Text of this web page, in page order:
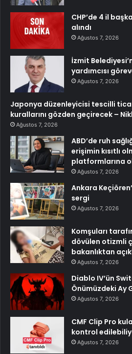
CHP’de 4 il
alındı
Ağustos 7, 2026
İzmit
yardımcısı
Ağustos 7, 2026
Japonya düzenleyicisi tescilli
kurallarını gözden geçirecek –
Ağustos 7, 2026
ABD’de ruh
erişimin kısıtlı
platformlarına
Ağustos 7, 2026
Ankara
sergi
Ağustos 7, 2026
Komşuları
dövülen otizmli
bakanlıktan
Ağustos 7, 2026
Diablo IV’ün
Önümüzdeki Ay
Ağustos 7, 2026
CMF Clip Pro
kontrol
Ağustos 7, 2026